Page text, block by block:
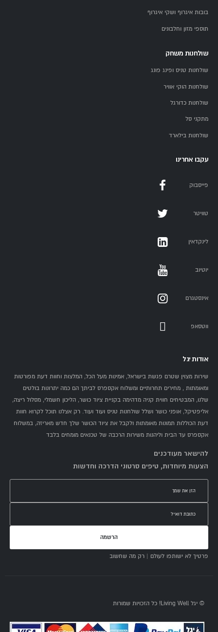
בובות איגרוף ושקי איגרוף
תוספי מזון וחלבונים
שולחנות משחק
שולחנות טניס ופינג פונג
שולחנות הוקי אוויר
שולחנות כדורגל
מתקני סל
שולחנות בילארד
עקבו אחרינו
פייסבוק
טוויטר
לינקדאין
יוטיוב
אינסטגרם
ווטסאפ
אודות יגל
שירות מצוין שטרם פגשת בישראל, אמינות מעל הכל, המלצות וחוות דעת מפורטות
ומאומתות , מחירים תחרותיים ומשלוח אקספרס לביתך הם כמה יתרונות בולטים
שלנו, המבטיחים חווית קניה מדהימה בקניית ציוד כושר, הליכון חשמלי, מסלול ריצה,
אליפטיקל, אופני כושר ושלל שולחנות טניס ועוד ועוד. רק אצלנו תוכל לקרוא חוות
דעת הכוללות תמונות מאומתות ולקבל את ציוד הכושר שלך חדש מאריזה, במשלוח
אקספרס עד הבית וליהנות משירות הרכבה של טכנאים מומחים בלבד
להישאר מעודכנים
הצעות מיוחדות, טיפים סרטוני הדרכה וחדשות
הרשמה
פרטיך לא ישותפו לעולם | רק מה שחשוב
© יגל Living Well! כל הזכויות שמורות